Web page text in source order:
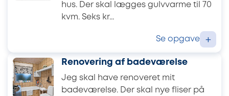
hus. Der skal lægges gulvvarme til 70
kvm. Seks kr...
Se opgave +
Renovering af badeværelse
Jeg skal have renoveret mit
badeværelse. Der skal nye fliser på